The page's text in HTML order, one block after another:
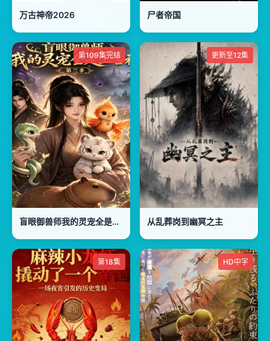
万古神帝2026 尸者帝国
第109集完结
盲眼御兽师我的灵宠全是上古神第三季
更新至12集
从乱葬岗到幽冥之主
第18集 HD中字